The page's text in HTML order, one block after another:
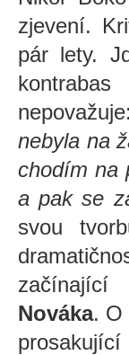
zjevení.
pár lety.
nepovažuje:
nebyla na
chodím na
a pak se
svou
začínající
Nováka. O